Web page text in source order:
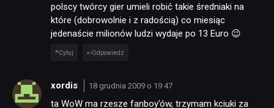
polscy twórcy gier umieli robić takie średniaki na
które (dobrowolnie i z radością) co miesiąc
jedenaście milionów ludzi wydaje po 13 Euro 😉
Cytuj Odpowiedz
xordis 18 grudnia 2009 o 19:47
ta WoW ma rzesze fanboy’ów, trzymam kciuki za